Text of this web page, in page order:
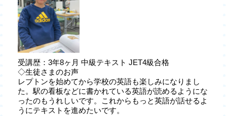
受講歴：3年8ヶ月 中級テキスト JET4級合格
◇生徒さまのお声
レプトンを始めてから学校の英語も楽しみになりまし
た。駅の看板などに書かれている英語が読めるようにな
ったのもうれしいです。これからもっと英語が話せるよ
うにテキストを進めたいです。